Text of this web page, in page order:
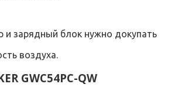
и зарядный блок нужно докупать
воздуха.
GWC54PC-QW